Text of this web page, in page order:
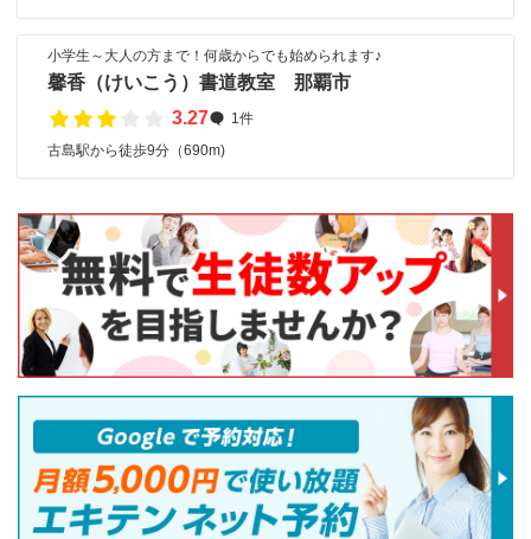
小学生～大人の方まで！何歳からでも始められます♪
馨香（けいこう）書道教室 那覇市
3.27
1件
古島駅から徒歩9分（690m)